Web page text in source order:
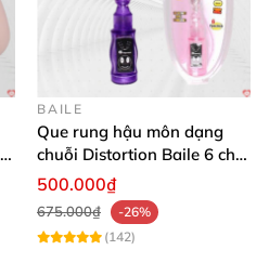
BAILE
Que rung hậu môn dạng
chuỗi Distortion Baile 6 chế
độ massage mạnh mẽ kích
500.000₫
675.000₫
-26%
(142)